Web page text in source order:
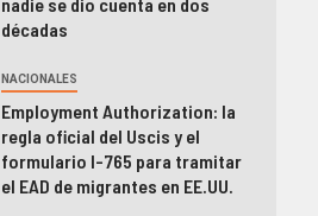
décadas
NACIONALES
Employment Authorization: la
regla oficial del Uscis y el
formulario I-765 para tramitar
el EAD de migrantes en EE.UU.